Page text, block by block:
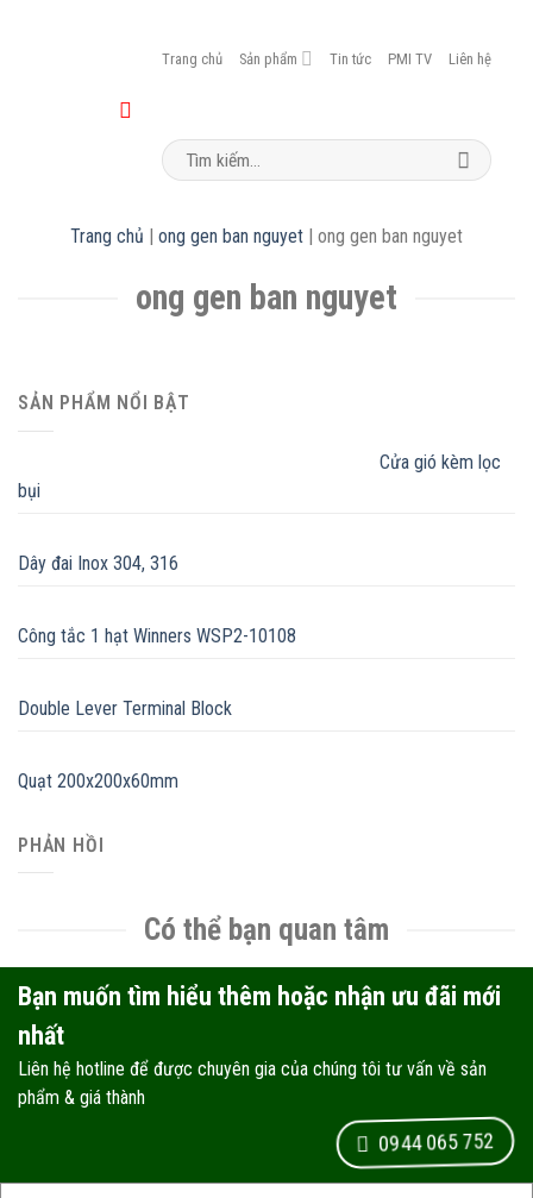
Trang chủ Sản phẩm Tin tức PMI TV Liên hệ
Search
for:
Trang chủ ong gen ban nguyet ong gen ban nguyet
ong gen ban nguyet
SẢN PHẨM NỔI BẬT
Cửa gió kèm lọc
bụi
Dây đai Inox 304, 316
Công tắc 1 hạt Winners WSP2-10108
Double Lever Terminal Block
Quạt 200x200x60mm
PHẢN HỒI
Có thể bạn quan tâm
Bạn muốn tìm hiểu thêm hoặc nhận ưu đãi mới
nhất
Liên hệ hotline để được chuyên gia của chúng tôi tư vấn về sản
phẩm & giá thành
0944 065 752